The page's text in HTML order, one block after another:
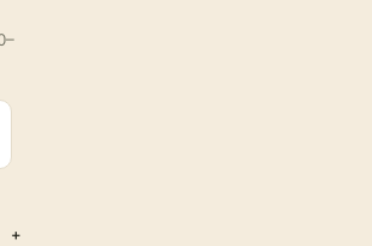
+